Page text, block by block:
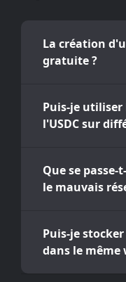
La création
gratuite ?
Puis-je utiliser
l'USDC sur
Que se passe-
le mauvais
Puis-je stocker
dans le même